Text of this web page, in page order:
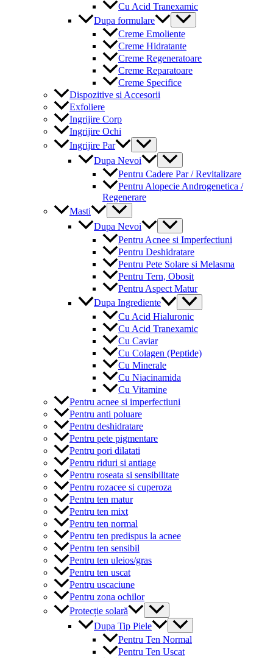
Cu Acid Tranexamic
Dupa formulare
Menu
Toggle
Creme Emoliente
Creme Hidratante
Creme Regeneratoare
Creme Reparatoare
Creme Specifice
Dispozitive si Accesorii
Exfoliere
Ingrijire Corp
Ingrijire Ochi
Ingrijire Par
Menu
Toggle
Dupa Nevoi
Menu
Toggle
Pentru Cadere Par / Revitalizare
Pentru Alopecie Androgenetica /
Regenerare
Masti
Menu
Toggle
Dupa Nevoi
Menu
Toggle
Pentru Acnee si Imperfectiuni
Pentru Deshidratare
Pentru Pete Solare si Melasma
Pentru Tern, Obosit
Pentru Aspect Matur
Dupa Ingrediente
Menu
Toggle
Cu Acid Hialuronic
Cu Acid Tranexamic
Cu Caviar
Cu Colagen (Peptide)
Cu Minerale
Cu Niacinamida
Cu Vitamine
Pentru acnee si imperfectiuni
Pentru anti poluare
Pentru deshidratare
Pentru pete pigmentare
Pentru pori dilatati
Pentru riduri si antiage
Pentru roseata si sensibilitate
Pentru rozacee si cuperoza
Pentru ten matur
Pentru ten mixt
Pentru ten normal
Pentru ten predispus la acnee
Pentru ten sensibil
Pentru ten uleios/gras
Pentru ten uscat
Pentru uscaciune
Pentru zona ochilor
Protecție solară
Menu
Toggle
Dupa Tip Piele
Menu
Toggle
Pentru Ten Normal
Pentru Ten Uscat